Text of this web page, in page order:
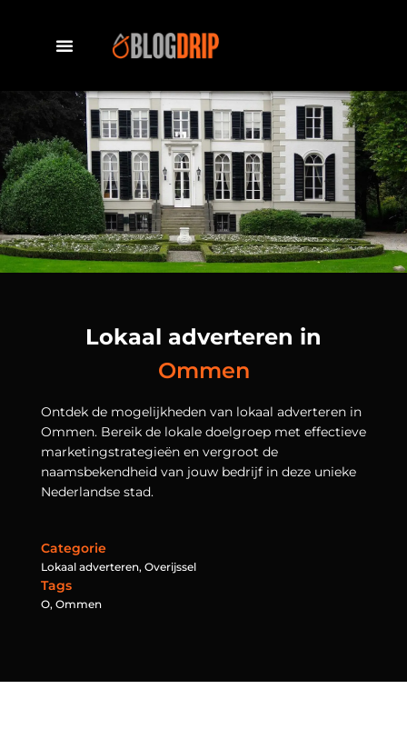
Lokaal adverteren in
Ommen
Ontdek de mogelijkheden van lokaal adverteren in
Ommen. Bereik de lokale doelgroep met effectieve
marketingstrategieën en vergroot de
naamsbekendheid van jouw bedrijf in deze unieke
Nederlandse stad.
Categorie
Lokaal adverteren, Overijssel
Tags
O, Ommen